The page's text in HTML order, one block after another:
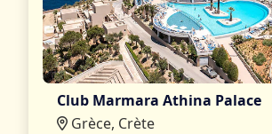
Club Marmara Athina Palace
Grèce, Crète